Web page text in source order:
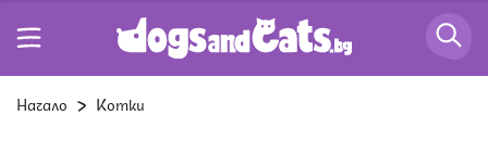
Начало Котки